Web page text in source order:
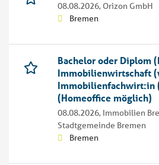
08.08.2026, Orizon GmbH
Bremen
Bachelor oder Diplom
Immobilienwirtschaft
Immobilienfachwirt:in
(Homeoffice möglich)
08.08.2026, Immobilien
Stadtgemeinde Bremen
Bremen